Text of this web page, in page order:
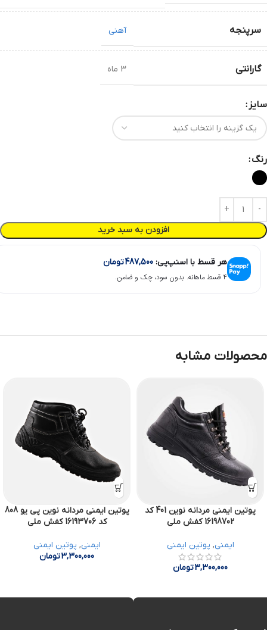
سرپنجه آهنی
گارانتی 3 ماه
سایز
رنگ
افزودن به سبد خرید
هر قسط با اسنپ‌پی: 487,500تومان
۴ قسط ماهانه. بدون سود، چک و ضامن.
محصولات مشابه
پوتین ایمنی مردانه نوین 401 کد
16198702 کفش ملی
ایمنی, پوتین ایمنی
3,300,000تومان
پوتین ایمنی مردانه نوین پی یو 808
کد 16193706 کفش ملی
ایمنی, پوتین ایمنی
3,300,000تومان